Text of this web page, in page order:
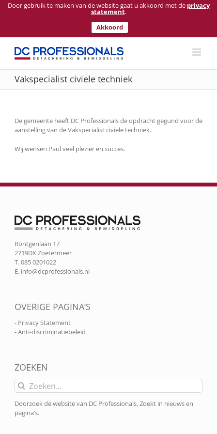
Door gebruik te maken van de website gaat u akkoord met de privacy
statement.
Akkoord
Ga
inhoud
Vakspecialist civiele techniek
De gemeente heeft DC Professionals de opdracht gegund voor de
aanstelling van de Vakspecialist civiele techniek.
Wij wensen Paul veel plezier en succes.
Röntgenlaan 17
2719DX Zoetermeer
T. 085 0201022
E. info@dcprofessionals.nl
OVERIGE PAGINA’S
- Privacy Statement
- Anti-discriminatiebeleid
ZOEKEN
Zoeken
naar:
Doorzoek de website van DC Professionals. Zoekt in nieuws en
pagina’s.